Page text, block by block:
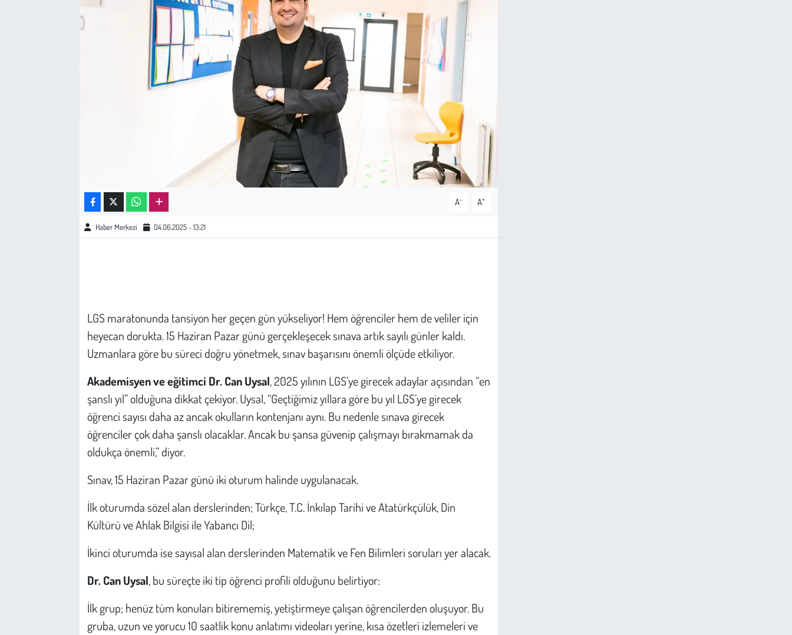
A- A+
Haber Merkezi 04.06.2025 - 13:21
LGS maratonunda tansiyon her geçen gün yükseliyor! Hem öğrenciler hem de veliler için
heyecan dorukta. 15 Haziran Pazar günü gerçekleşecek sınava artık sayılı günler kaldı.
Uzmanlara göre bu süreci doğru yönetmek, sınav başarısını önemli ölçüde etkiliyor.
Akademisyen ve eğitimci Dr. Can Uysal, 2025 yılının LGS’ye girecek adaylar açısından “en
şanslı yıl” olduğuna dikkat çekiyor. Uysal, “Geçtiğimiz yıllara göre bu yıl LGS’ye girecek
öğrenci sayısı daha az ancak okulların kontenjanı aynı. Bu nedenle sınava girecek
öğrenciler çok daha şanslı olacaklar. Ancak bu şansa güvenip çalışmayı bırakmamak da
oldukça önemli,” diyor.
Sınav, 15 Haziran Pazar günü iki oturum halinde uygulanacak.
İlk oturumda sözel alan derslerinden; Türkçe, T.C. İnkılap Tarihi ve Atatürkçülük, Din
Kültürü ve Ahlak Bilgisi ile Yabancı Dil;
İkinci oturumda ise sayısal alan derslerinden Matematik ve Fen Bilimleri soruları yer alacak.
Dr. Can Uysal, bu süreçte iki tip öğrenci profili olduğunu belirtiyor:
İlk grup; henüz tüm konuları bitirememiş, yetiştirmeye çalışan öğrencilerden oluşuyor. Bu
gruba, uzun ve yorucu 10 saatlik konu anlatımı videoları yerine, kısa özetleri izlemeleri ve
Bilim - Teknoloji
İnsan Hakları
Günün İçinden